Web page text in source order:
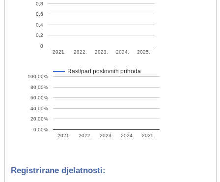
2021. 2022. 2023. 2024. 2025.
0
0,2
0,4
0,6
0,8
Rast/pad poslovnih prihoda
2021. 2022. 2023. 2024. 2025.
0,00%
20,00%
40,00%
60,00%
80,00%
100,00%
Registrirane djelatnosti: